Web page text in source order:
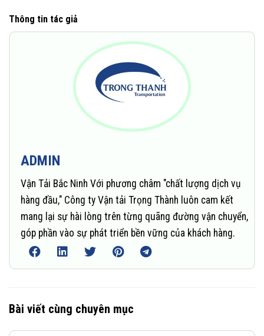
Thông tin tác giả
ADMIN
Vận Tải Bắc Ninh Với phương châm "chất lượng dịch vụ
hàng đầu," Công ty Vận tải Trọng Thành luôn cam kết
mang lại sự hài lòng trên từng quãng đường vận chuyển,
góp phần vào sự phát triển bền vững của khách hàng.
Bài viết cùng chuyên mục